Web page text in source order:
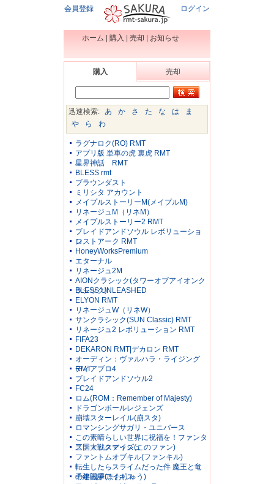
会員登録 ログイン
ホーム 購入 売却 お知らせ
購入 売却
迅速検索: あ か さ た な は
ま
や
ら わ
ラグナロク(RO) RMT
アプリ版 単車の虎 裏虎 RMT
星界神話 RMT
BLESS rmt
ブラウンダスト
ミリシタ アカウント
メイプルストーリーM(メイプルM)
リネージュM（リネM）
メイプルストーリー2 RMT
ブレイドアンドソウル レボリューショ
ン
ロストアーク RMT
HoneyWorksPremium
エターナル
リネージュ2M
AIONクラシック(タワーオブアイオンク
ラシック)
BLESS UNLEASHED
ELYON RMT
リネージュW（リネW）
サンクラシック(SUN Classic) RMT
リネージュ2 レボリューション RMT
FIFA23
DEKARON RMT|デカロン RMT
オーディン：ヴァルハラ・ライジング
RMT
ディアブロ4
ブレイドアンドソウル2
FC24
ロム(ROM：Remember of Majesty)
ドラゴンボールレジェンズ
崩壊スターレイル(崩スタ)
ロマンシングサガリ・ユニバース
この素晴らしい世界に祝福を！ファンタ
スティックデイズ(このファン)
三国大戦スマッシュ
ファントムオブキル(ファンキル)
転生したらスライムだった件 魔王と竜
の建国譚(まおりゅう)
千年戦争アイギス